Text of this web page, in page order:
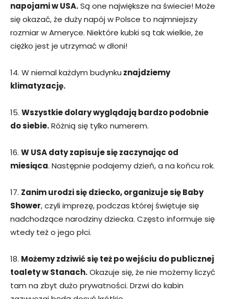
napojami w USA.Są one największe na świecie! Może
się okazać, że duży napój w Polsce to najmniejszy
rozmiar w Ameryce. Niektóre kubki są tak wielkie, że
ciężko jest je utrzymać w dłoni!
14. W niemal każdym budynku znajdziemy
klimatyzację.
15. Wszystkie dolary wyglądają bardzo podobnie
do siebie.Różnią się tylko numerem.
16. W USA daty zapisuje się zaczynając od
miesiąca. Następnie podajemy dzień, a na końcu rok.
17. Zanim urodzi się dziecko, organizuje się Baby
Shower, czyli imprezę, podczas której świętuje się
nadchodzące narodziny dziecka. Często informuje się
wtedy też o jego płci.
18. Możemy zdziwić się też po wejściu do publicznej
toalety w Stanach.Okazuje się, że nie możemy liczyć
tam na zbyt dużo prywatności. Drzwi do kabin